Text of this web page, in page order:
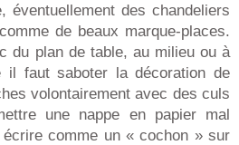
éventuellement des chandeliers
de beaux marque-places.
du plan de table, au milieu ou à
il faut saboter la décoration de
volontairement avec des culs
une nappe en papier mal
comme un « cochon » sur